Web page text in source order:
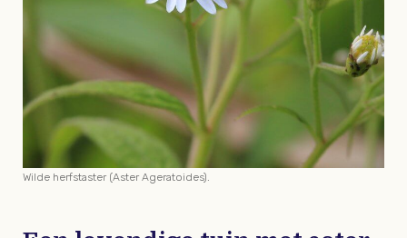
Wilde herfstaster (Aster Ageratoides).